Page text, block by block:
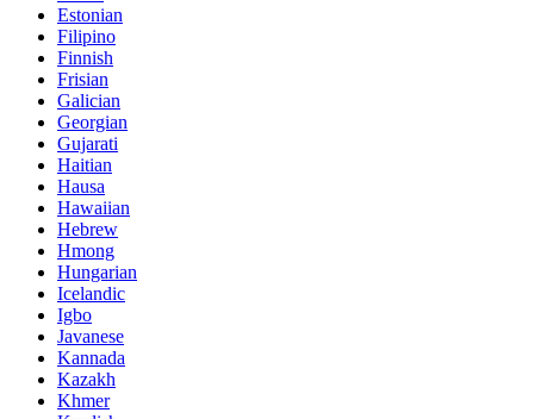
Estonian
Filipino
Finnish
Frisian
Galician
Georgian
Gujarati
Haitian
Hausa
Hawaiian
Hebrew
Hmong
Hungarian
Icelandic
Igbo
Javanese
Kannada
Kazakh
Khmer